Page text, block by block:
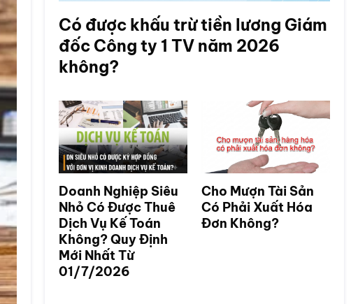
Có được khấu trừ tiền lương Giám
đốc Công ty 1 TV năm 2026
không?
Doanh Nghiệp Siêu
Nhỏ Có Được Thuê
Dịch Vụ Kế Toán
Không? Quy Định
Mới Nhất Từ
01/7/2026
Cho Mượn Tài Sản
Có Phải Xuất Hóa
Đơn Không?